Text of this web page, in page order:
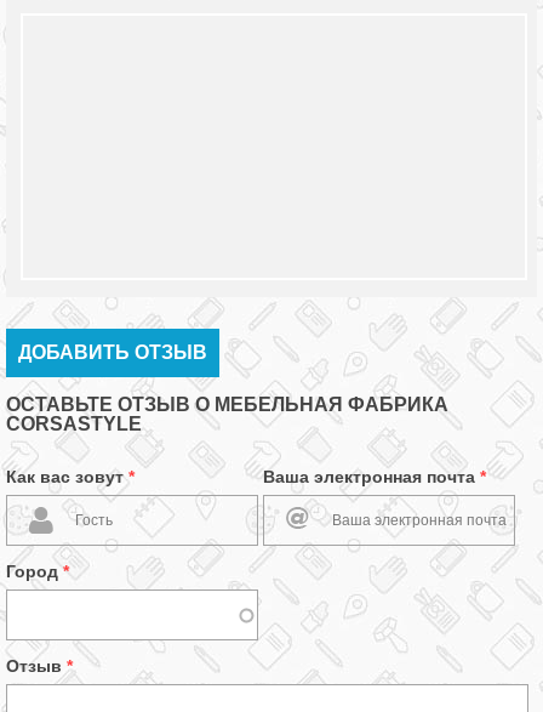
ДОБАВИТЬ ОТЗЫВ
ОСТАВЬТЕ ОТЗЫВ О МЕБЕЛЬНАЯ ФАБРИКА
CORSASTYLE
Как вас зовут* Ваша электронная почта *
Город*
Отзыв *